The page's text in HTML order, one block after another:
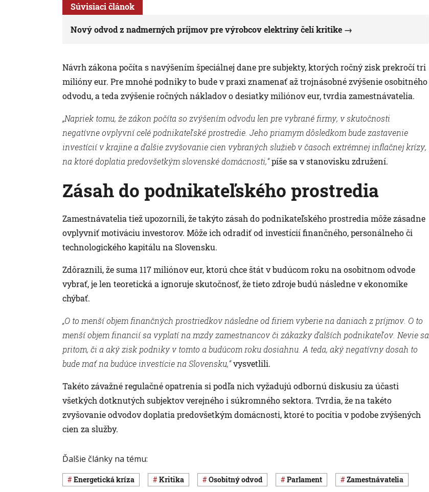
Súvisiaci článok
Nový odvod z nadmerných príjmov pre výrobcov elektriny čelí kritike
Návrh zákona počíta s navýšením špeciálnej dane pre subjekty, ktorých ročný zisk prekročí tri
milióny eur. Pre mnohé podniky to bude v praxi znamenať až trojnásobné zvýšenie osobitného
odvodu, a teda zvýšenie ročných nákladov o desiatky miliónov eur, tvrdia zamestnávatelia.
„Napriek tomu, že zákon počíta so zvýšením odvodu len pre vybrané firmy, v skutočnosti
negatívne ovplyvní celé podnikateľské prostredie. Jeho priamym dôsledkom bude zastavenie
investícií v krajine a ďalšie zvyšovanie cien vybraných služieb v časoch extrémnej inflačnej krízy,
na ktoré doplatia predovšetkým slovenské domácnosti,“píše sa v stanovisku združení.
Zásah do podnikateľského prostredia
Zamestnávatelia tiež upozornili, že takýto zásah do podnikateľského prostredia môže zásadne
ovplyvniť motiváciu investorov. Môže ich odradiť od investícií finančného, personálneho či
technologického kapitálu na Slovensku.
Zdôraznili, že suma 117 miliónov eur, ktorú chce štát v budúcom roku na osobitnom odvode
vybrať, je len teoretická a ignoruje skutočnosť, že tieto zdroje budú následne v ekonomike
chýbať.
„O to menší objem finančných prostriedkov následne od firiem vyberie na daniach z príjmov. O to
menší objem financií sa vyplatí na mzdy zamestnancov či zákazky ďalších podnikateľov. Nevie sa
pritom, či a aký zisk podniky v tomto a budúcom roku dosiahnu. A teda, aký negatívny dosah to
bude mať na budúce investície na Slovensku,“vysvetlili.
Takéto závažné regulačné opatrenia si podľa nich vyžadujú odbornú diskusiu za účasti
všetkých dotknutých subjektov verejného i súkromného sektora. Tvrdia, že na takéto
zvyšovanie odvodov doplatia predovšetkým domácnosti, ktoré to pocítia v podobe zvýšených
cien za služby.
Ďalšie články na tému:
energetická kríza kritika osobitný odvod Parlament zamestnávatelia